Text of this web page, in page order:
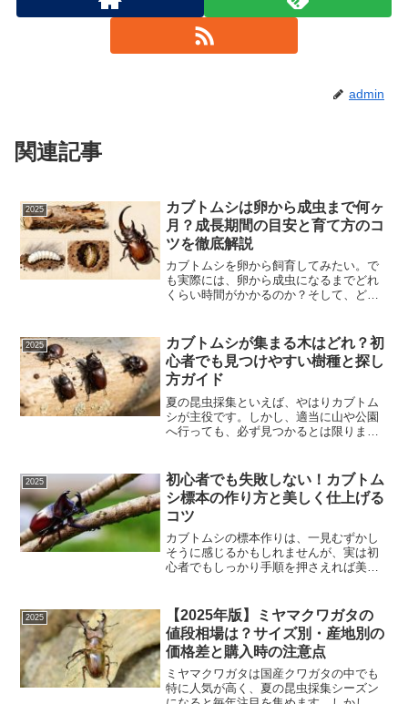
admin
関連記事
2025
カブトムシは卵から成虫まで何ヶ
月？成長期間の目安と育て方のコ
ツを徹底解説
カブトムシを卵から飼育してみたい。で
も実際には、卵から成虫になるまでどれ
くらい時間がかかるのか？そして、どの
カブトムシ 卵から成虫になるまで 期間を
中心に、自然に近い...
2025
カブトムシが集まる木はどれ？初
心者でも見つけやすい樹種と探し
方ガイド
夏の昆虫採集といえば、やはりカブトム
シが主役です。しかし、適当に山や公園
へ行っても、必ず見つかるとは限りませ
すること。どの樹種に、どんな特徴があ
り、どこに生えているのか...
2025
初心者でも失敗しない！カブトム
シ標本の作り方と美しく仕上げる
コツ
カブトムシの標本作りは、一見むずかし
そうに感じるかもしれませんが、実は初
心者でもしっかり手順を押さえれば美し
キーワードに、昆虫標本初心者でも挑戦
できる基本から、展足の...
2025
【2025年版】ミヤマクワガタの
値段相場は？サイズ別・産地別の
価格差と購入時の注意点
ミヤマクワガタは国産クワガタの中でも
特に人気が高く、夏の昆虫採集シーズン